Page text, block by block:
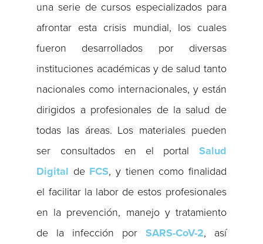
una serie de cursos especializados para
afrontar esta crisis mundial, los cuales
fueron desarrollados por diversas
instituciones académicas y de salud tanto
nacionales como internacionales, y están
dirigidos a profesionales de la salud de
todas las áreas. Los materiales pueden
ser consultados en el portal Salud
Digital de FCS, y tienen como finalidad
el facilitar la labor de estos profesionales
en la prevención, manejo y tratamiento
de la infección por SARS-CoV-2, así